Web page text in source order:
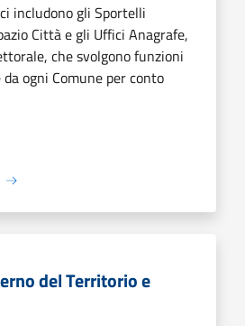
includono gli Sportelli
Città e gli Uffici Anagrafe,
che svolgono funzioni
ogni Comune per conto
del Territorio e